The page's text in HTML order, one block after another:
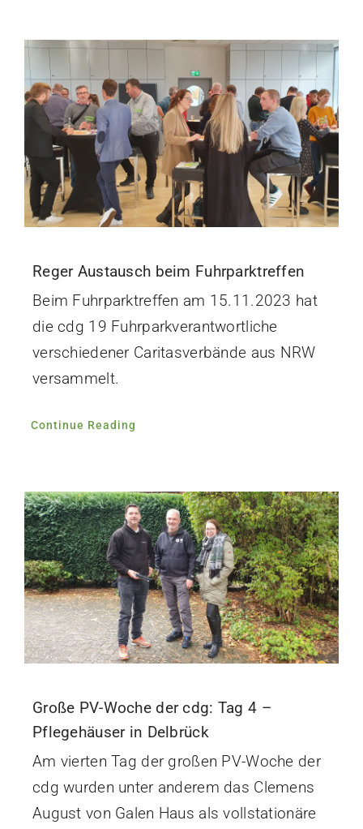
Reger Austausch beim Fuhrparktreffen
Beim Fuhrparktreffen am 15.11.2023 hat
die cdg 19 Fuhrparkverantwortliche
verschiedener Caritasverbände aus NRW
versammelt.
Continue Reading
Große PV-Woche der cdg: Tag 4 –
Pflegehäuser in Delbrück
Am vierten Tag der großen PV-Woche der
cdg wurden unter anderem das Clemens
August von Galen Haus als vollstationäre